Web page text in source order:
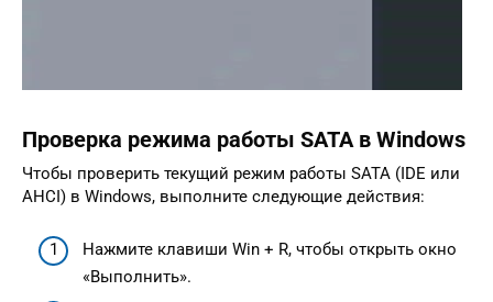
Проверка режима работы SATA в Windows
Чтобы проверить текущий режим работы SATA (IDE или
AHCI) в Windows, выполните следующие действия:
Нажмите клавиши Win + R, чтобы открыть окно
«Выполнить».